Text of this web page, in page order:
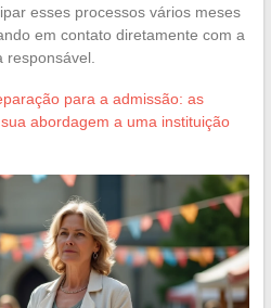
esses processos vários meses
em contato diretamente com a
para a admissão: as
abordagem a uma instituição